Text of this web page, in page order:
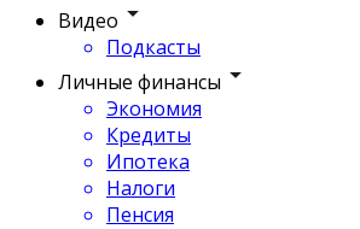
Видео
Подкасты
Личные финансы
Экономия
Кредиты
Ипотека
Налоги
Пенсия